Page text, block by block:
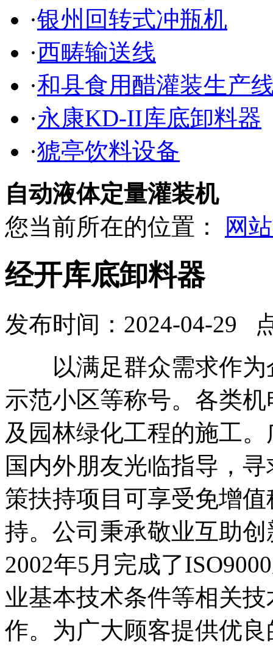
·银州回转式冲瓶机
·西畴输送线
·和县食用醋灌装生产
·永康KD-II库底卸料器
·猇亭饮料设备
自动液体定量灌装机
您当前所在的位置：
网
经开库底卸料器
发布时间：2024-04-29
以满足群众需求作为
示范小区等称号。各类
及园林绿化工程的施工
国内外朋友光临指导，
策扶持项目可享受免增
持。公司秉承敬业互助
2002年5月完成了
业基本技术条件等相关
作。为广大顾客提供优